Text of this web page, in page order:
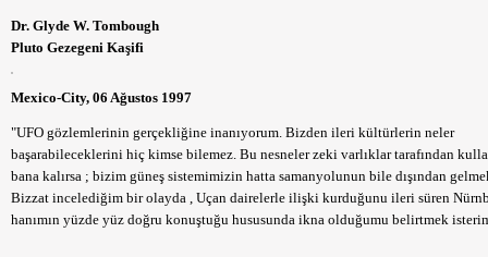
Dr. Glyde W. Tombough
Pluto Gezegeni Kaşifi
Mexico-City, 06 Ağustos 1997
"UFO gözlemlerinin gerçekliğine inanıyorum. Bizden ileri kültürlerin neler
başarabileceklerini hiç kimse bilemez. Bu nesneler zeki varlıklar tarafından
bana kalırsa ; bizim güneş sistemimizin hatta samanyolunun bile dışından
Bizzat incelediğim bir olayda , Uçan dairelerle ilişki kurduğunu ileri süren
hanımın yüzde yüz doğru konuştuğu hususunda ikna olduğumu belirtmek